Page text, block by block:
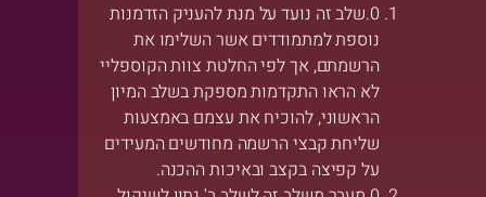
שלב זה נועד על מנת להעניק הזדמנות
נוספת למתמודדים אשר השלימו את
הרשמתם, אך לפי החלטת צוות הקוספליי
לא הראו התקדמות מספקת בשלב המיון
הראשוני, להוכיח את עצמם באמצעות
שליחת קבצי הרשמה מחודשים המעידים
על קפיצה בקצב ובאיכות ההכנה.